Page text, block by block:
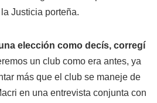
Justicia porteña.
elección como decís, corregí
un club como era antes, ya
más que el club se maneje de
en una entrevista conjunta con